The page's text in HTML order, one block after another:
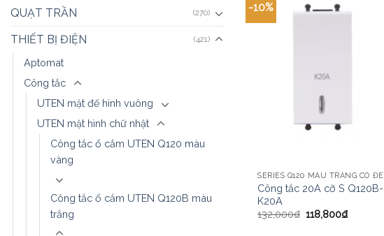
QUẠT TRẦN (270)
THIẾT BỊ ĐIỆN (421)
Aptomat
Công tắc
UTEN mặt đế hình vuông
UTEN mặt hình chữ nhật
Công tắc ổ cắm UTEN Q120 màu
vàng
Công tắc ổ cắm UTEN Q120B màu
trắng
-10%
Công tắc 20A cỡ S Q120B-
K20A
132,000₫ 118,800₫